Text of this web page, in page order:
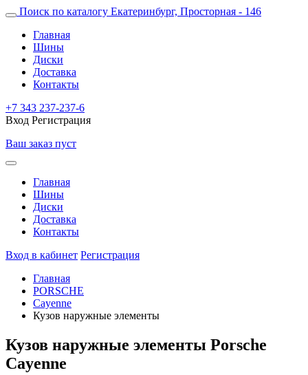
Поиск по каталогу Екатеринбург, Просторная - 146
Главная
Шины
Диски
Доставка
Контакты
+7 343 237-237-6
Вход Регистрация
Ваш заказ пуст
Главная
Шины
Диски
Доставка
Контакты
Вход в кабинет Регистрация
Главная
PORSCHE
Cayenne
Кузов наружные элементы
Кузов наружные элементы Porsche
Cayenne